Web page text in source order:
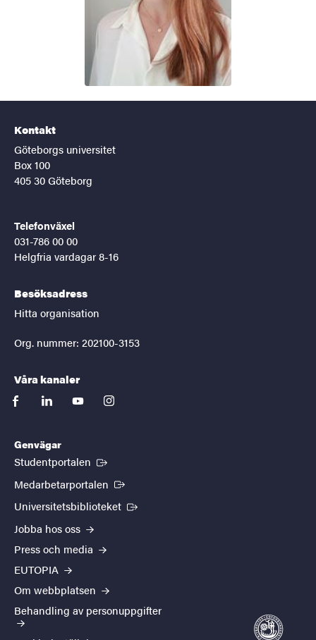
Kontakt
Göteborgs universitet
Box 100
405 30 Göteborg
Telefonväxel
031-786 00 00
Helgfria vardagar 8-16
Besöksadress
Hitta organisation
Org. nummer: 202100-3153
Våra kanaler
facebooklinkedinyoutubeinstagram
Genvägar
Studentportalen (Extern länk)
Medarbetarportalen (Extern länk)
Universitetsbiblioteket (Extern länk)
Jobba hos oss
Press och media
EUTOPIA
Om webbplatsen
Behandling av personuppgifter